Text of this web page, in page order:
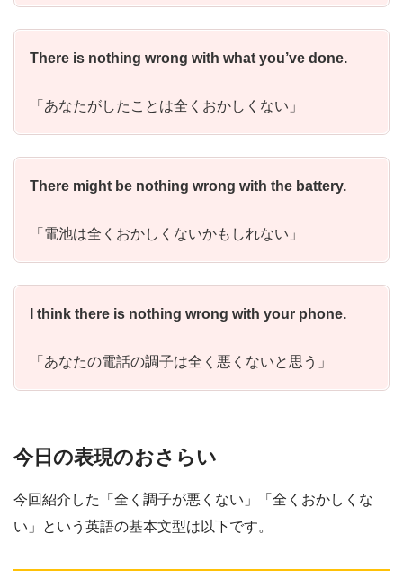
There is nothing wrong with what you’ve done.
「あなたがしたことは全くおかしくない」
There might be nothing wrong with the battery.
「電池は全くおかしくないかもしれない」
I think there is nothing wrong with your phone.
「あなたの電話の調子は全く悪くないと思う」
今日の表現のおさらい
今回紹介した「全く調子が悪くない」「全くおかしくな
い」という英語の基本文型は以下です。